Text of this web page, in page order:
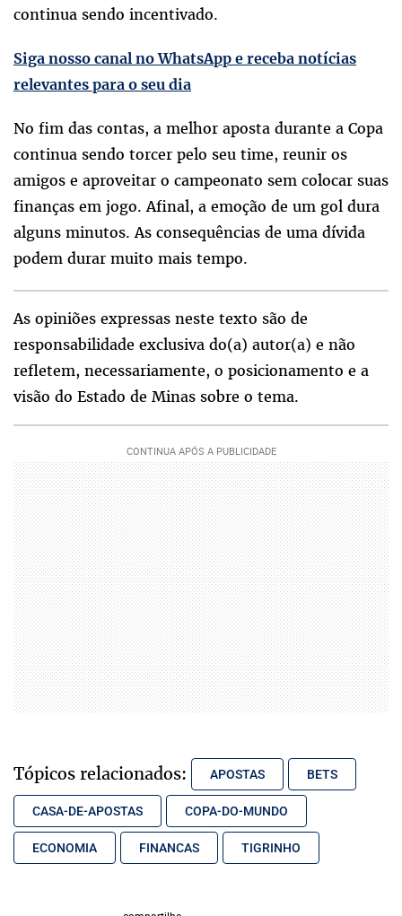
continua sendo incentivado.
Siga nosso canal no WhatsApp e receba notícias
relevantes para o seu dia
No fim das contas, a melhor aposta durante a Copa
continua sendo torcer pelo seu time, reunir os
amigos e aproveitar o campeonato sem colocar suas
finanças em jogo. Afinal, a emoção de um gol dura
alguns minutos. As consequências de uma dívida
podem durar muito mais tempo.
As opiniões expressas neste texto são de
responsabilidade exclusiva do(a) autor(a) e não
refletem, necessariamente, o posicionamento e a
visão do Estado de Minas sobre o tema.
Tópicos relacionados: APOSTAS BETS
CASA-DE-APOSTAS COPA-DO-MUNDO
ECONOMIA FINANCAS TIGRINHO